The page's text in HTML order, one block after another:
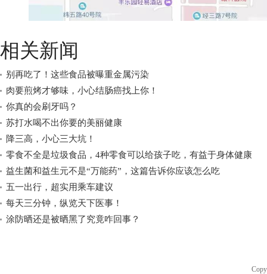
相关新闻
别再吃了！这些食品被曝重金属污染
肉要煎烤才够味，小心结肠癌找上你！
你真的会刷牙吗？
苏打水喝不出你要的美丽健康
降三高，小心三大坑！
零食不全是垃圾食品，4种零食可以给孩子吃，有益于身体健康
益生菌和益生元不是“万能药”，这篇告诉你应该怎么吃
五一出行，超实用乘车建议
每天三分钟，纵览天下医事！
涂防晒还是被晒黑了究竟咋回事？